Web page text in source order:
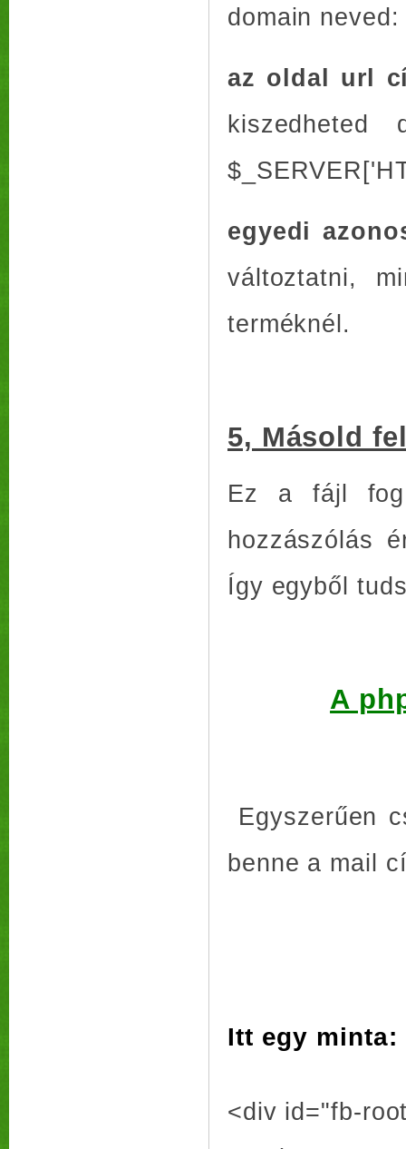
domain
az oldal url
egyedi
változtatni,
terméknél.
5, Másold
Ez a fájl fog
hozzászólás
Így egyből
A
Egyszerűen
benne a mail
Itt egy minta:
<div id="fb-